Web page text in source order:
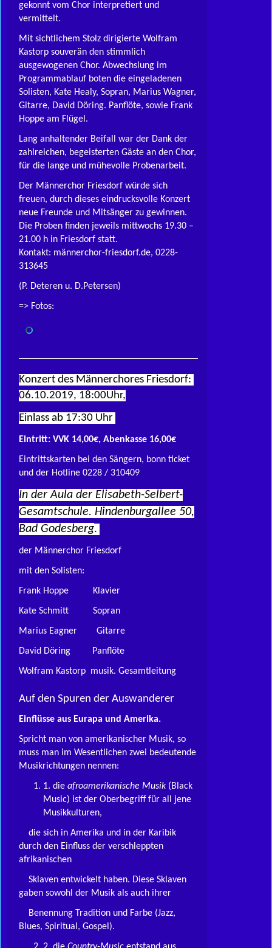
gekonnt vom Chor interpretiert und
vermittelt.
Mit sichtlichem Stolz dirigierte Wolfram
Kastorp souverän den stimmlich
ausgewogenen Chor. Abwechslung im
Programmablauf boten die eingeladenen
Solisten, Kate Healy, Sopran, Marius Wagner,
Gitarre, David Döring. Panflöte, sowie Frank
Hoppe am Flügel.
Lang anhaltender Beifall war der Dank der
zahlreichen, begeisterten Gäste an den Chor,
für die lange und mühevolle Probenarbeit.
Der Männerchor Friesdorf würde sich
freuen, durch dieses eindrucksvolle Konzert
neue Freunde und Mitsänger zu gewinnen.
Die Proben finden jeweils mittwochs 19.30 –
21.00 h in Friesdorf statt.
Kontakt: männerchor-friesdorf.de, 0228-
313645
(P. Deteren u. D.Petersen)
=> Fotos:
Konzert des Männerchores Friesdorf:
06.10.2019, 18:00Uhr,
Einlass ab 17:30 Uhr
Eintritt: VVK 14,00€, Abenkasse 16,00€
Eintrittskarten bei den Sängern, bonn ticket
und der Hotline 0228 / 310409
In der Aula der Elisabeth-Selbert-
Gesamtschule. Hindenburgallee 50,
Bad Godesberg.
der Männerchor Friesdorf
mit den Solisten:
Frank Hoppe Klavier
Kate Schmitt Sopran
Marius Eagner Gitarre
David Döring Panflöte
Wolfram Kastorp musik. Gesamtleitung
Auf den Spuren der Auswanderer
Einflüsse aus Eurapa und Amerika.
Spricht man von amerikanischer Musik, so
muss man im Wesentlichen zwei bedeutende
Musikrichtungen nennen:
1. die afroamerikanische Musik (Black
Music) ist der Oberbegriff für all jene
Musikkulturen,
die sich in Amerika und in der Karibik
durch den Einfluss der verschleppten
afrikanischen
Sklaven entwickelt haben. Diese Sklaven
gaben sowohl der Musik als auch ihrer
Benennung Tradition und Farbe (Jazz,
Blues, Spiritual, Gospel).